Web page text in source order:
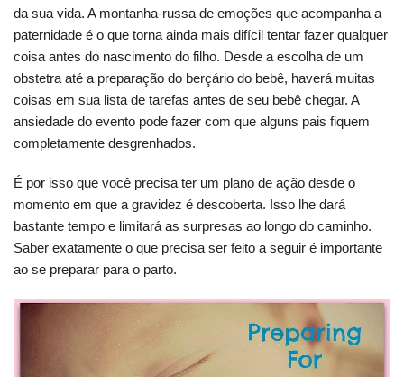
da sua vida. A montanha-russa de emoções que acompanha a
paternidade é o que torna ainda mais difícil tentar fazer qualquer
coisa antes do nascimento do filho. Desde a escolha de um
obstetra até a preparação do berçário do bebê, haverá muitas
coisas em sua lista de tarefas antes de seu bebê chegar. A
ansiedade do evento pode fazer com que alguns pais fiquem
completamente desgrenhados.
É por isso que você precisa ter um plano de ação desde o
momento em que a gravidez é descoberta. Isso lhe dará
bastante tempo e limitará as surpresas ao longo do caminho.
Saber exatamente o que precisa ser feito a seguir é importante
ao se preparar para o parto.